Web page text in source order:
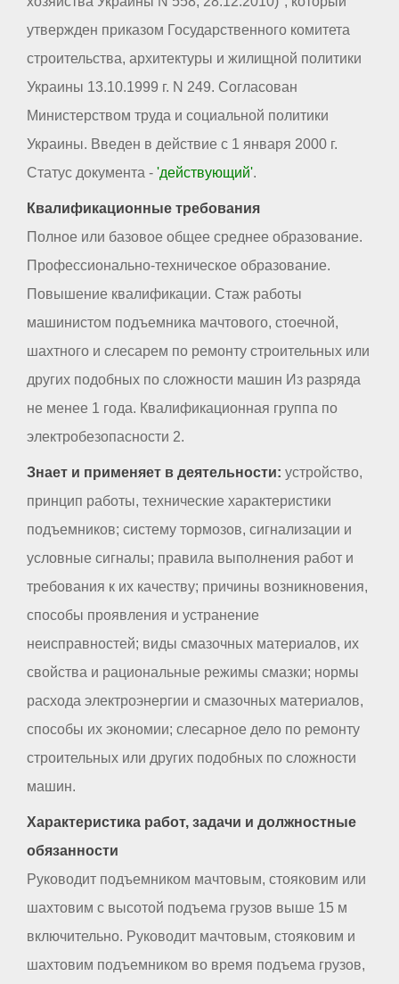
утвержден приказом Государственного комитета
строительства, архитектуры и жилищной политики
Украины 13.10.1999 г. N 249. Согласован
Министерством труда и социальной политики
Украины. Введен в действие с 1 января 2000 г.
Статус документа - 'действующий'.
Квалификационные требования
Полное или базовое общее среднее образование.
Профессионально-техническое образование.
Повышение квалификации. Стаж работы
машинистом подъемника мачтового, стоечной,
шахтного и слесарем по ремонту строительных или
других подобных по сложности машин Из разряда
не менее 1 года. Квалификационная группа по
электробезопасности 2.
Знает и применяет в деятельности: устройство,
принцип работы, технические характеристики
подъемников; систему тормозов, сигнализации и
условные сигналы; правила выполнения работ и
требования к их качеству; причины возникновения,
способы проявления и устранение
неисправностей; виды смазочных материалов, их
свойства и рациональные режимы смазки; нормы
расхода электроэнергии и смазочных материалов,
способы их экономии; слесарное дело по ремонту
строительных или других подобных по сложности
машин.
Характеристика работ, задачи и должностные
обязанности
Руководит подъемником мачтовым, стояковим или
шахтовим с высотой подъема грузов выше 15 м
включительно. Руководит мачтовым, стояковим и
шахтовим подъемником во время подъема грузов,